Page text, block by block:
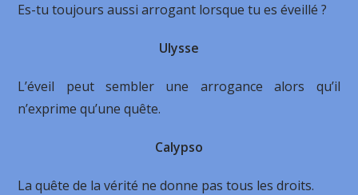
Es-tu toujours aussi arrogant lorsque tu es éveillé ?
Ulysse
L’éveil peut sembler une arrogance alors qu’il
n’exprime qu’une quête.
Calypso
La quête de la vérité ne donne pas tous les droits.